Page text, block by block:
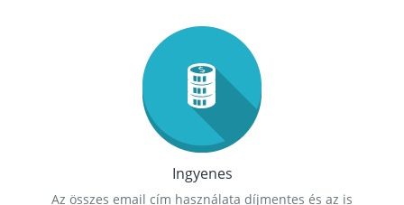
Ingyenes
Az összes email cím használata díjmentes és az is